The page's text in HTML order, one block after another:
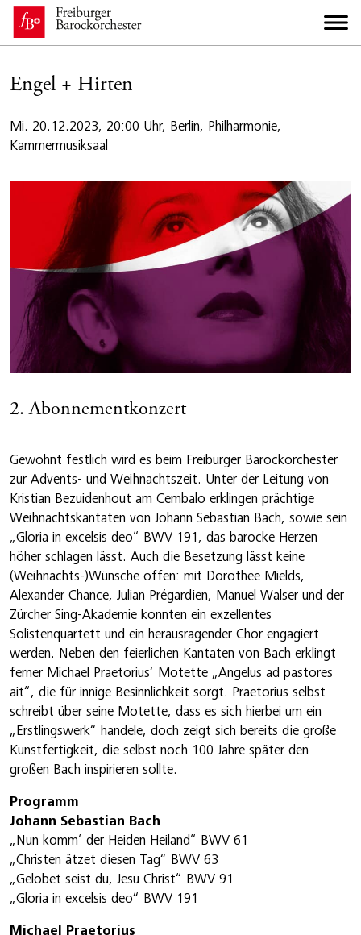
Engel + Hirten
Mi. 20.12.2023, 20:00 Uhr, Berlin, Philharmonie,
Kammermusiksaal
2. Abonnementkonzert
Gewohnt festlich wird es beim Freiburger Barockorchester
zur Advents- und Weihnachtszeit. Unter der Leitung von
Kristian Bezuidenhout am Cembalo erklingen prächtige
Weihnachtskantaten von Johann Sebastian Bach, sowie sein
„Gloria in excelsis deo“ BWV 191, das barocke Herzen
höher schlagen lässt. Auch die Besetzung lässt keine
(Weihnachts-)Wünsche offen: mit Dorothee Mields,
Alexander Chance, Julian Prégardien, Manuel Walser und der
Zürcher Sing-Akademie konnten ein exzellentes
Solistenquartett und ein herausragender Chor engagiert
werden. Neben den feierlichen Kantaten von Bach erklingt
ferner Michael Praetorius‘ Motette „Angelus ad pastores
ait“, die für innige Besinnlichkeit sorgt. Praetorius selbst
schreibt über seine Motette, dass es sich hierbei um ein
„Erstlingswerk“ handele, doch zeigt sich bereits die große
Kunstfertigkeit, die selbst noch 100 Jahre später den
großen Bach inspirieren sollte.
Programm
Johann Sebastian Bach
„Nun komm‘ der Heiden Heiland“ BWV 61
„Christen ätzet diesen Tag“ BWV 63
„Gelobet seist du, Jesu Christ“ BWV 91
„Gloria in excelsis deo“ BWV 191
Michael Praetorius